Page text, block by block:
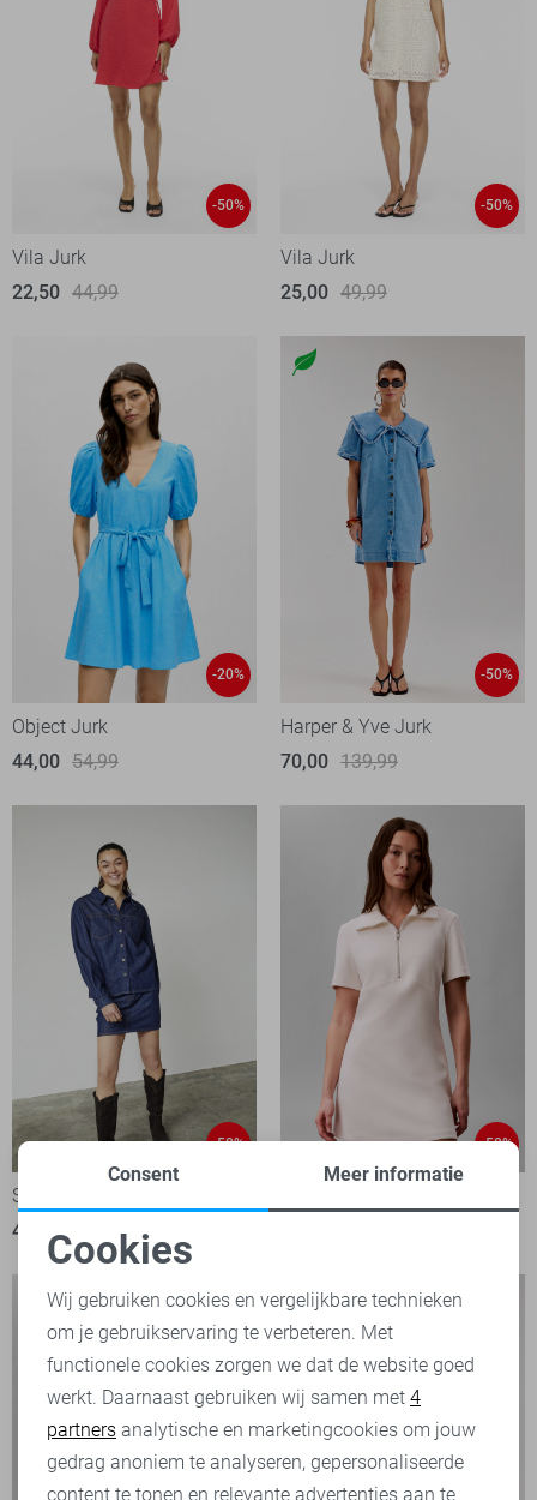
-50%
Vila Jurk
22,50 44,99
-50%
Vila Jurk
25,00 49,99
-20%
Object Jurk
44,00 54,99
-50%
Harper & Yve Jurk
70,00 139,99
-50%
SisterS point Jurk
45,00
-50%
Noodzakelijke cookies
Personalisatie cookies
Analytische cookies
Marketing cookies
Consent Meer informatie
Cookies
Wij gebruiken cookies en vergelijkbare technieken
om je gebruikservaring te verbeteren. Met
functionele cookies zorgen we dat de website goed
werkt. Daarnaast gebruiken wij samen met 4
partners analytische en marketingcookies om jouw
gedrag anoniem te analyseren, gepersonaliseerde
content te tonen en relevante advertenties aan te